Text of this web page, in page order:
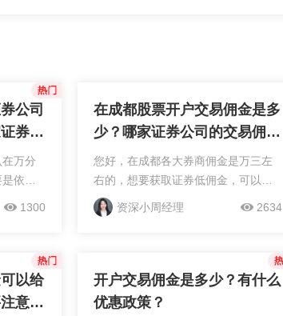
公司
券公
万分
依据
案，
客户
1300
在成都股票开户交易佣金是多
少？哪家证券公司的交易佣金
手续费最低呢？
您好，在成都各大券商佣金是万三左
右的，想要获取证券低佣金，可以联
系客户经理协商，根据资金量和交易
频率争取优惠；增加账户资产，成为
资深小周经理 2634
以给
意
开户交易佣金是多少？有什么
优惠政策？